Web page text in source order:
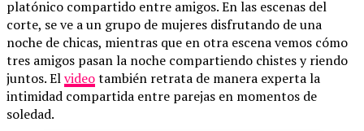
platónico compartido entre amigos. En las escenas del
corte, se ve a un grupo de mujeres disfrutando de una
noche de chicas, mientras que en otra escena vemos cómo
tres amigos pasan la noche compartiendo chistes y riendo
juntos. Elvideotambién retrata de manera experta la
intimidad compartida entre parejas en momentos de
soledad.